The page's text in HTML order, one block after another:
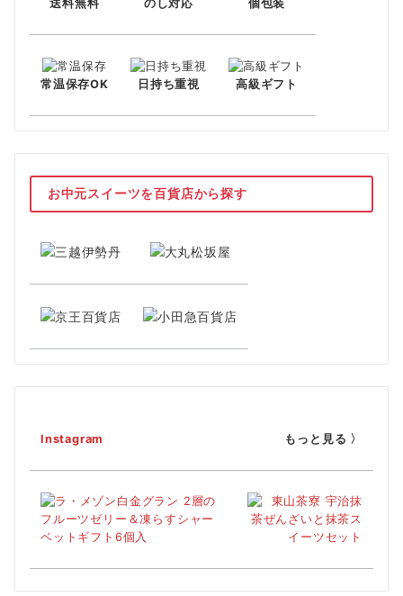
送料無料 のし対応 個包装
常温保存OK 日持ち重視 高級ギフト
お中元スイーツを百貨店から探す
Instagram もっと見る 〉